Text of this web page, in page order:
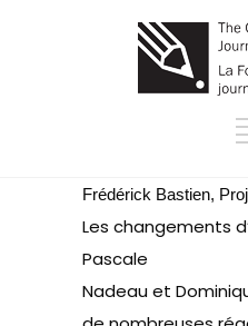
Frédérick Bastien,
Les changements
Pascale
Nadeau et